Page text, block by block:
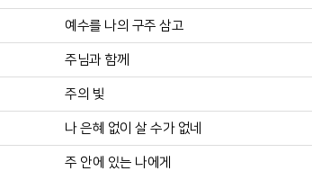
예수를 나의 구주 삼고
주님과 함께
주의 빛
나 은혜 없이 살 수가 없네
주 안에 있는 나에게